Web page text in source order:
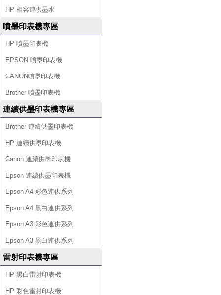
HP-相容連供墨水
噴墨印表機專區
HP 噴墨印表機
EPSON 噴墨印表機
CANON噴墨印表機
Brother 噴墨印表機
連續供墨印表機專區
Brother 連續供墨印表機
HP 連續供墨印表機
Canon 連續供墨印表機
Epson 連續供墨印表機
Epson A4 彩色連供系列
Epson A4 黑白連供系列
Epson A3 彩色連供系列
Epson A3 黑白連供系列
雷射印表機專區
HP 黑白雷射印表機
HP 彩色雷射印表機